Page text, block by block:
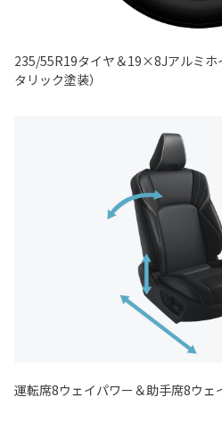
235/55R19タイヤ＆19×8Jアルミホ
タリック塗装）
運転席8ウェイパワー＆助手席8ウェ